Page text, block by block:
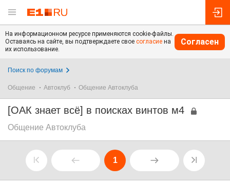
На информационном ресурсе применяются cookie-файлы.
Оставаясь на сайте, вы подтверждаете свое согласие на
их использование.
Согласен
Поиск по форумам
Общение Автоклуб Общение Автоклуба
[ОАК знает всё] в поисках винтов м4
Общение Автоклуба
1